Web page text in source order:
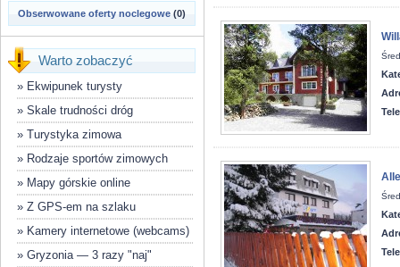
Obserwowane oferty noclegowe (0)
Warto zobaczyć
» Ekwipunek turysty
» Skale trudności dróg
» Turystyka zimowa
» Rodzaje sportów zimowych
» Mapy górskie online
» Z GPS-em na szlaku
» Kamery internetowe (webcams)
» Gryzonia — 3 razy "naj"